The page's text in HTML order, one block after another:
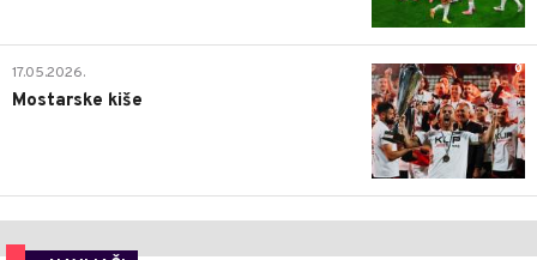
0
17.05.2026.
Mostarske kiše